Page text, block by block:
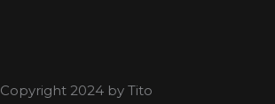
Copyright 2024 by Tito